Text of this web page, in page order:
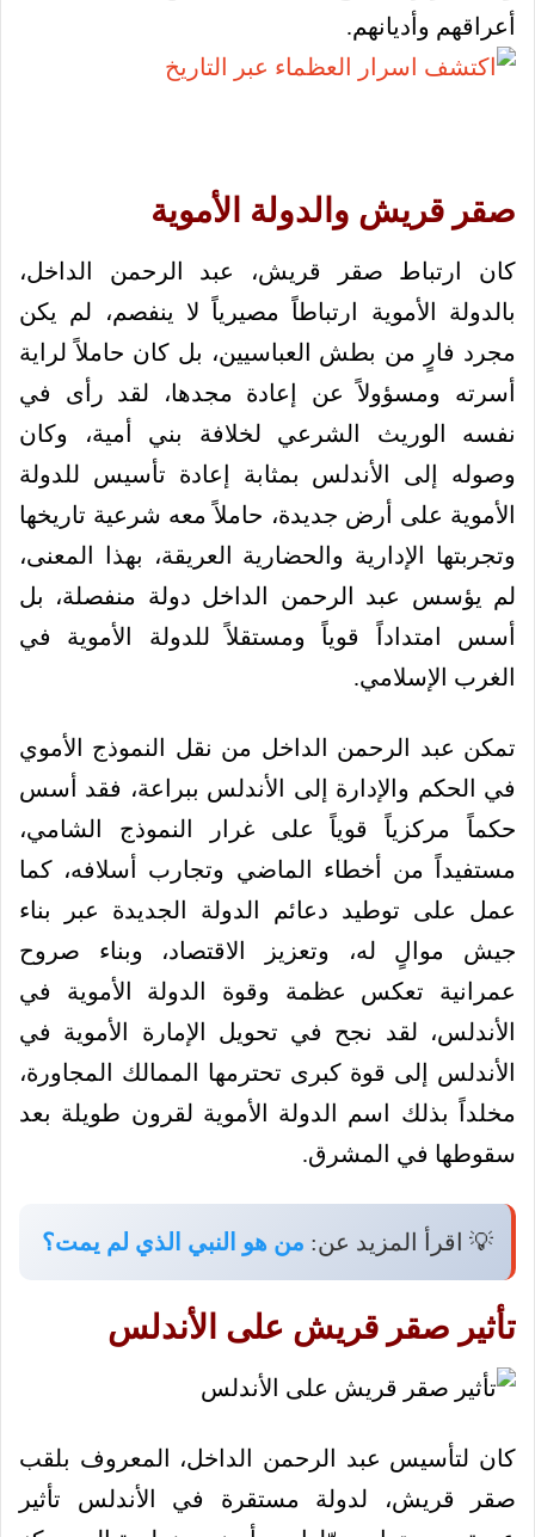
أعراقهم وأديانهم.
صقر قريش والدولة الأموية
كان ارتباط صقر قريش، عبد الرحمن الداخل،
بالدولة الأموية ارتباطاً مصيرياً لا ينفصم، لم يكن
مجرد فارٍ من بطش العباسيين، بل كان حاملاً لراية
أسرته ومسؤولاً عن إعادة مجدها، لقد رأى في
نفسه الوريث الشرعي لخلافة بني أمية، وكان
وصوله إلى الأندلس بمثابة إعادة تأسيس للدولة
الأموية على أرض جديدة، حاملاً معه شرعية تاريخها
وتجربتها الإدارية والحضارية العريقة، بهذا المعنى،
لم يؤسس عبد الرحمن الداخل دولة منفصلة، بل
أسس امتداداً قوياً ومستقلاً للدولة الأموية في
الغرب الإسلامي.
تمكن عبد الرحمن الداخل من نقل النموذج الأموي
في الحكم والإدارة إلى الأندلس ببراعة، فقد أسس
حكماً مركزياً قوياً على غرار النموذج الشامي،
مستفيداً من أخطاء الماضي وتجارب أسلافه، كما
عمل على توطيد دعائم الدولة الجديدة عبر بناء
جيش موالٍ له، وتعزيز الاقتصاد، وبناء صروح
عمرانية تعكس عظمة وقوة الدولة الأموية في
الأندلس، لقد نجح في تحويل الإمارة الأموية في
الأندلس إلى قوة كبرى تحترمها الممالك المجاورة،
مخلداً بذلك اسم الدولة الأموية لقرون طويلة بعد
سقوطها في المشرق.
💡 اقرأ المزيد عن: من هو النبي الذي لم يمت؟
تأثير صقر قريش على الأندلس
كان لتأسيس عبد الرحمن الداخل، المعروف بلقب
صقر قريش، لدولة مستقرة في الأندلس تأثير